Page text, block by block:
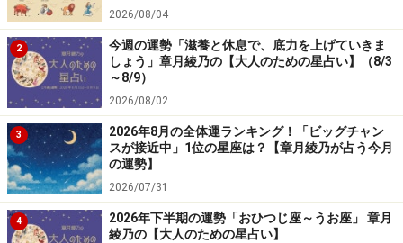
2026/08/04
2
今週の運勢「滋養と休息で、底力を上げていきま
しょう」章月綾乃の【大人のための星占い】（8/3
～8/9）
2026/08/02
3
2026年8月の全体運ランキング！「ビッグチャン
スが接近中」1位の星座は？【章月綾乃が占う今月
の運勢】
2026/07/31
4
2026年下半期の運勢「おひつじ座～うお座」 章月
綾乃の【大人のための星占い】